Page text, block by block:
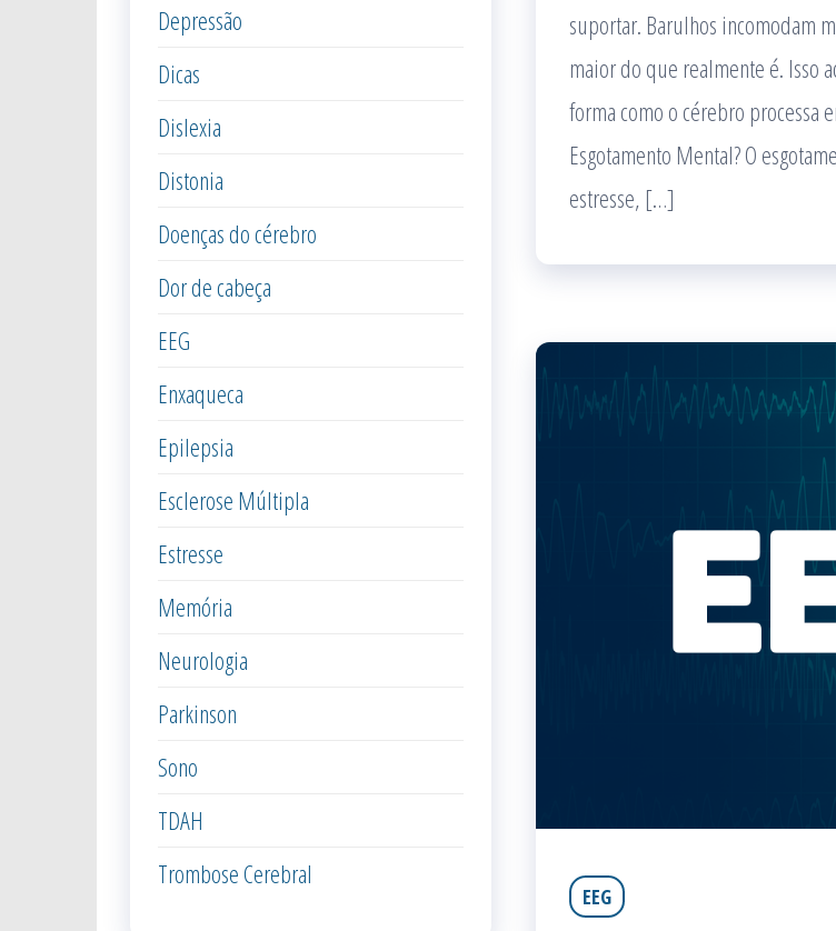
suportar. Barulhos incomodam
maior do que realmente é. Isso
forma como o cérebro processa
Esgotamento Mental? O
estresse, […]
EEG
Depressão
Dicas
Dislexia
Distonia
Doenças do cérebro
Dor de cabeça
EEG
Enxaqueca
Epilepsia
Esclerose Múltipla
Estresse
Memória
Neurologia
Parkinson
Sono
TDAH
Trombose Cerebral